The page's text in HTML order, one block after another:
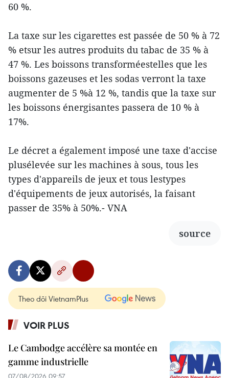
60 %.
La taxe sur les cigarettes est passée de 50 % à 72
% etsur les autres produits du tabac de 35 % à
47 %. Les boissons transforméestelles que les
boissons gazeuses et les sodas verront la taxe
augmenter de 5 %à 12 %, tandis que la taxe sur
les boissons énergisantes passera de 10 % à
17%.
Le décret a également imposé une taxe d'accise
plusélevée sur les machines à sous, tous les
types d'appareils de jeux et tous lestypes
d'équipements de jeux autorisés, la faisant
passer de 35% à 50%.- VNA
source
Theo dõi VietnamPlus
VOIR PLUS
Le Cambodge accélère sa montée en
gamme industrielle
07/08/2026 09:57